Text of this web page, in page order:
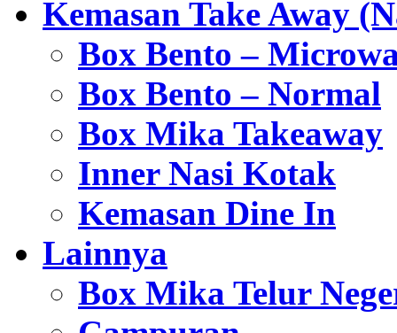
Kemasan Take Away
Box Bento –
Box Bento – Normal
Box Mika Takeaway
Inner Nasi Kotak
Kemasan Dine In
Lainnya
Box Mika Telur